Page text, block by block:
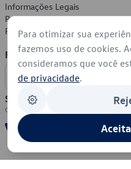
Informações Legais
Política de Privacidade
Política de Cookies
Formas de Pagamento
Segurança
Para otimizar sua
fazemos uso de cookies.
consideramos que você
de privacidade.